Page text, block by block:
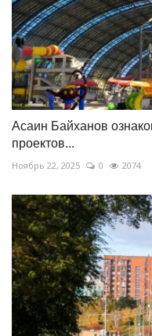
Асаин Байханов
проектов...
Ноябрь 22, 2025 0 2074